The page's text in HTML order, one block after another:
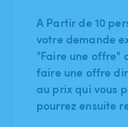
A Partir de 10
votre demande
"Faire une offre"
faire une offre
au prix qui vous
pourrez ensuite